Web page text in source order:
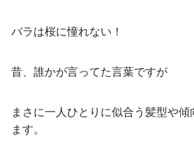
バラは桜に憧れない！
昔、誰かが言ってた言葉ですが
まさに一人ひとりに似合う髪型や
ます。